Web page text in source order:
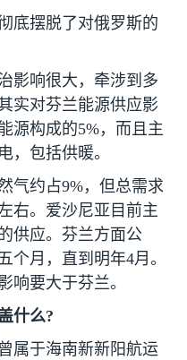
底摆脱了对俄罗斯的
影响很大，牵涉到多
实对芬兰能源供应影
源构成的5%，而且主
，包括供暖。
气约占9%，但总需求
右。爱沙尼亚目前主
供应。芬兰方面公
个月，直到明年4月。
响要大于芬兰。
什么?
属于海南新新阳航运